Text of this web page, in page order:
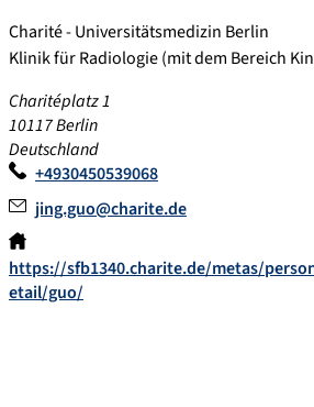
Charité - Universitätsmedizin Berlin
Klinik für Radiologie (mit dem Bereich
Charitéplatz 1
10117Berlin
Deutschland
+4930450539068
jing.guo@charite.de
https://sfb1340.charite.de/metas/
etail/guo/